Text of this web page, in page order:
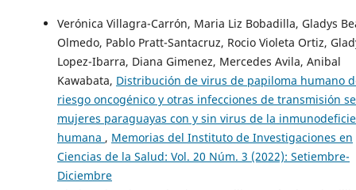
Verónica Villagra-Carrón, Maria Liz Bobadilla, Gladys
Olmedo, Pablo Pratt-Santacruz, Rocio Violeta Ortiz,
Lopez-Ibarra, Diana Gimenez, Mercedes Avila, Anibal
Kawabata, Distribución de virus de papiloma humano
riesgo oncogénico y otras infecciones de transmisión
mujeres paraguayas con y sin virus de la
humana , Memorias del Instituto de Investigaciones en
Ciencias de la Salud: Vol. 20 Núm. 3 (2022): Setiembre-
Diciembre